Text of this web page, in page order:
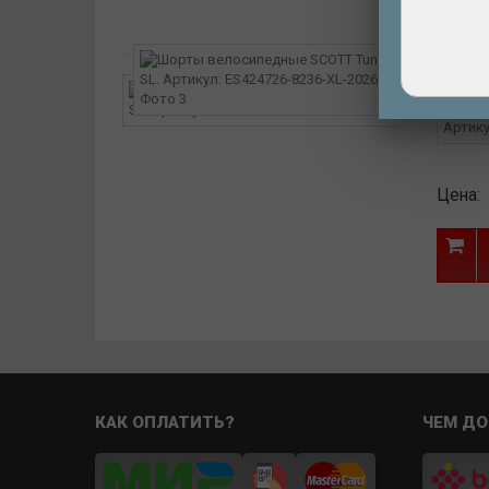
Цена:
КАК ОПЛАТИТЬ? ЧЕМ